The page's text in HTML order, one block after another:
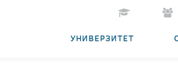
УНИВЕРЗИТЕТ